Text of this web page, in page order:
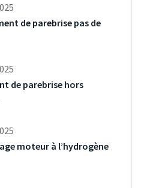
de parebrise pas de
de parebrise hors
moteur à l’hydrogène